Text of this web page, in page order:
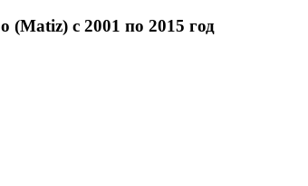
(Matiz) с 2001 по 2015 год